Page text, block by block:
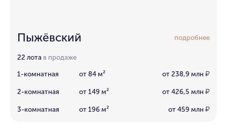
Пыжёвский подробнее
22 лота в продаже
1-комнатная от 84 м² от 238,9 млн ₽
2-комнатная от 149 м² от 426,5 млн ₽
3-комнатная от 196 м² от 459 млн ₽